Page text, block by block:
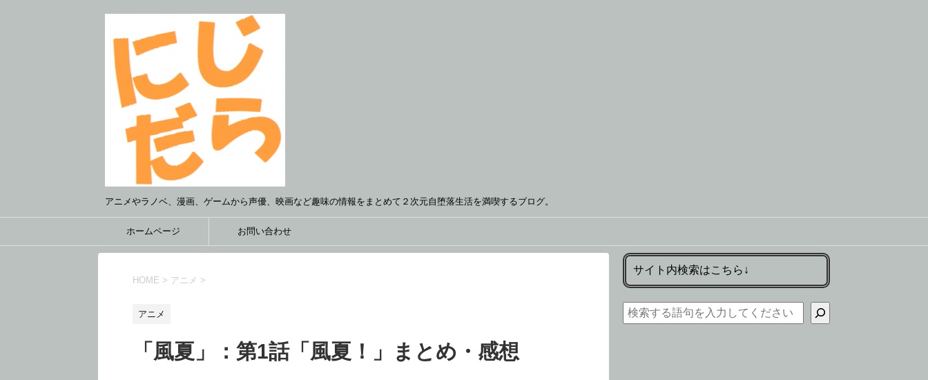
アニメやラノベ、漫画、ゲームから声優、映画など趣味の情報をまとめて２次元自堕落生活を満喫するブログ。
ホームページ お問い合わせ
HOME > アニメ >
アニメ
「風夏」：第1話「風夏！」まとめ・感想
サイト内検索はこちら↓
検索